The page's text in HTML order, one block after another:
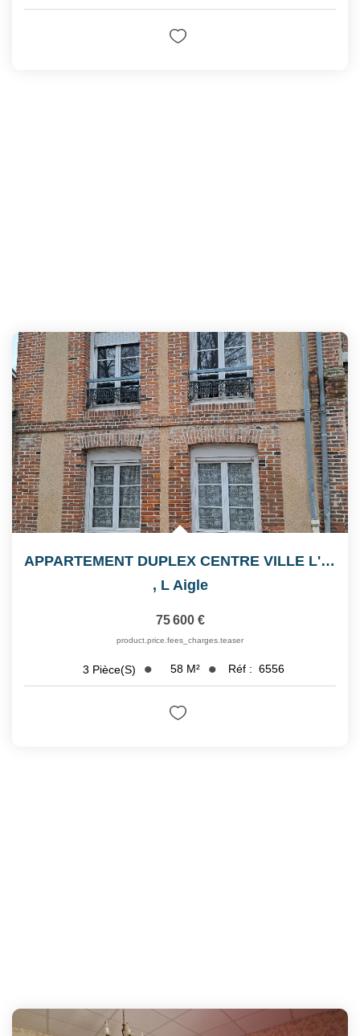
APPARTEMENT DUPLEX CENTRE VILLE L'AIGLE
, L Aigle
75 600 €
product.price.fees_charges.teaser
3 Pièce(s) 58 M² Réf : 6556